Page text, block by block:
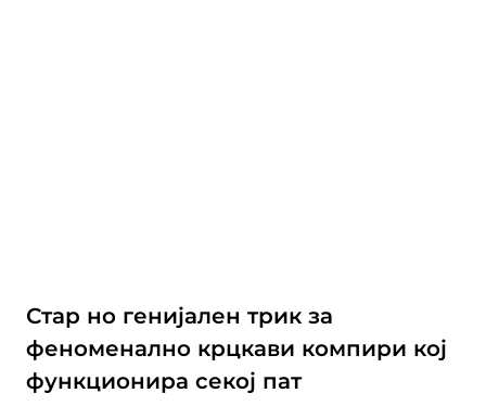
Стар но генијален трик за
феноменално крцкави компири кој
функционира секој пат